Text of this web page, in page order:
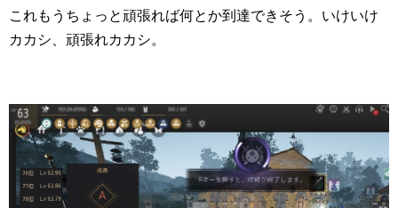
これもうちょっと頑張れば何とか到達できそう。いけいけ
カカシ、頑張れカカシ。